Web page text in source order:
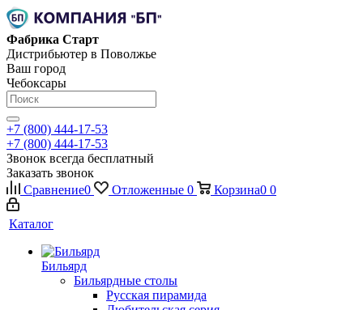
Фабрика Старт
Дистрибьютер в Поволжье
Ваш город
Чебоксары
+7 (800) 444-17-53
+7 (800) 444-17-53
Звонок всегда бесплатный
Заказать звонок
Сравнение0 Отложенные 0 Корзина0 0
Каталог
Бильярд
Бильярдные столы
Русская пирамида